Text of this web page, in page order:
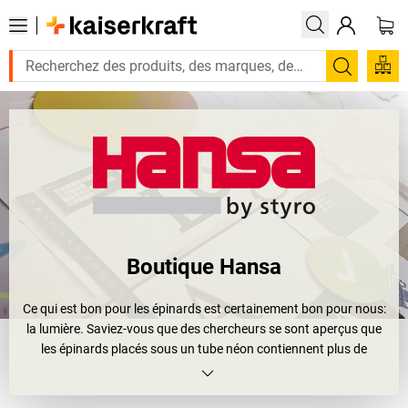
Boutique Hansa
Ce qui est bon pour les épinards est certainement bon pour nous:
la lumière. Saviez-vous que des chercheurs se sont aperçus que
les épinards placés sous un tube néon contiennent plus de
vitamines C, K, E et d'acide folique que ceux gardés dans